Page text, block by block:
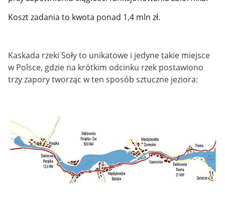
Koszt zadania to kwota ponad 1,4 mln zł.
Kaskada rzeki Soły to unikatowe i jedyne takie miejsce
w Polsce, gdzie na krótkim odcinku rzek postawiono
trzy zapory tworząc w ten sposób sztuczne jeziora: